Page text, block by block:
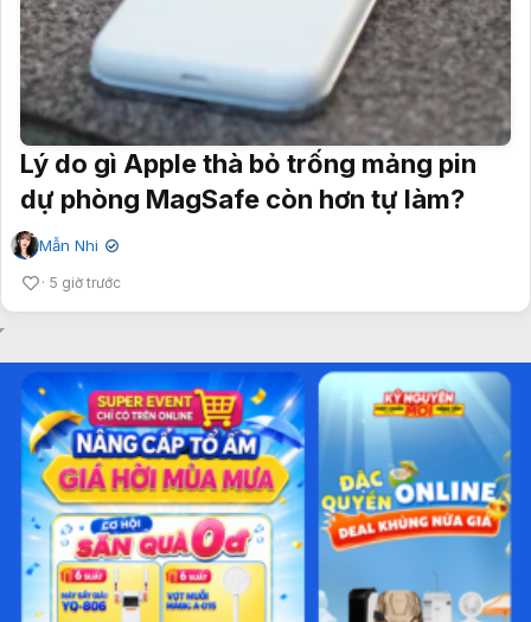
Lý do gì Apple thà bỏ trống mảng pin
dự phòng MagSafe còn hơn tự làm?
Mẫn Nhi ✔
5 giờ trước